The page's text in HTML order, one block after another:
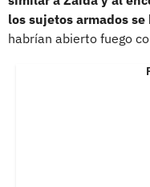
los sujetos armados
habrían abierto fuego